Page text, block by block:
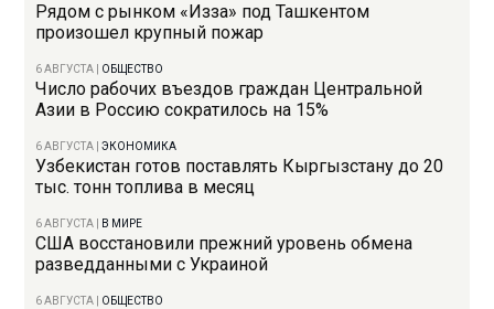
Рядом с рынком «Изза» под Ташкентом
произошел крупный пожар
6 АВГУСТА ОБЩЕСТВО
Число рабочих въездов граждан Центральной
Азии в Россию сократилось на 15%
6 АВГУСТА |ЭКОНОМИКА
Узбекистан готов поставлять Кыргызстану до 20
тыс. тонн топлива в месяц
6 АВГУСТА В МИРЕ
США восстановили прежний уровень обмена
разведданными с Украиной
6 АВГУСТА ОБЩЕСТВО